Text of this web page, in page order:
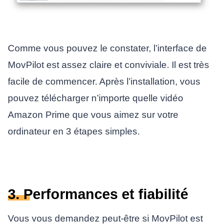
Comme vous pouvez le constater, l’interface de
MovPilot est assez claire et conviviale. Il est très
facile de commencer. Après l’installation, vous
pouvez télécharger n’importe quelle vidéo
Amazon Prime que vous aimez sur votre
ordinateur en 3 étapes simples.
3. Performances et fiabilité
Vous vous demandez peut-être si MovPilot est